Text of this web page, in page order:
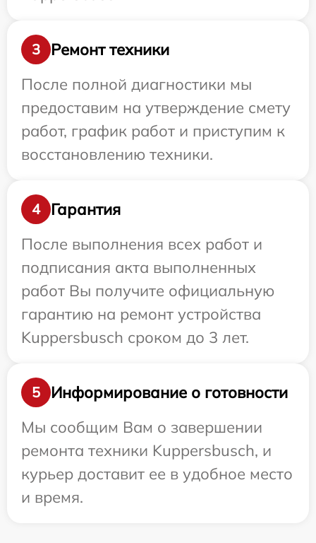
3
Ремонт техники
После полной диагностики мы
предоставим на утверждение смету
работ, график работ и приступим к
восстановлению техники.
4
Гарантия
После выполнения всех работ и
подписания акта выполненных
работ Вы получите официальную
гарантию на ремонт устройства
Kuppersbusch сроком до 3 лет.
5
Информирование о готовности
Мы сообщим Вам о завершении
ремонта техники Kuppersbusch, и
курьер доставит ее в удобное место
и время.